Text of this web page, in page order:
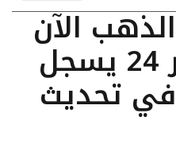
الآن
في مصر: عيار 24 يسجل
في تحديث